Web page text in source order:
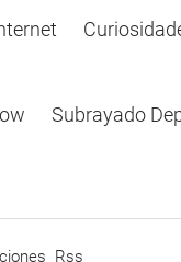
Subrayado
Rss